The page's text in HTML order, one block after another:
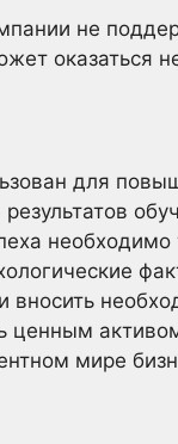
не
оказаться
для
необходимо
вносить
ценным
мире